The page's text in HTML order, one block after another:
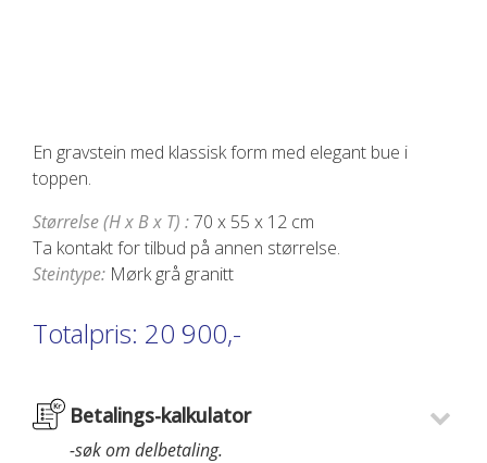
En gravstein med klassisk form med elegant bue i
toppen.
Størrelse (H x B x T) :70 x 55 x 12 cm
Ta kontakt for tilbud på annen størrelse.
Steintype: Mørk grå granitt
Totalpris: 20 900,-
Betalings-kalkulator
-søk om delbetaling.